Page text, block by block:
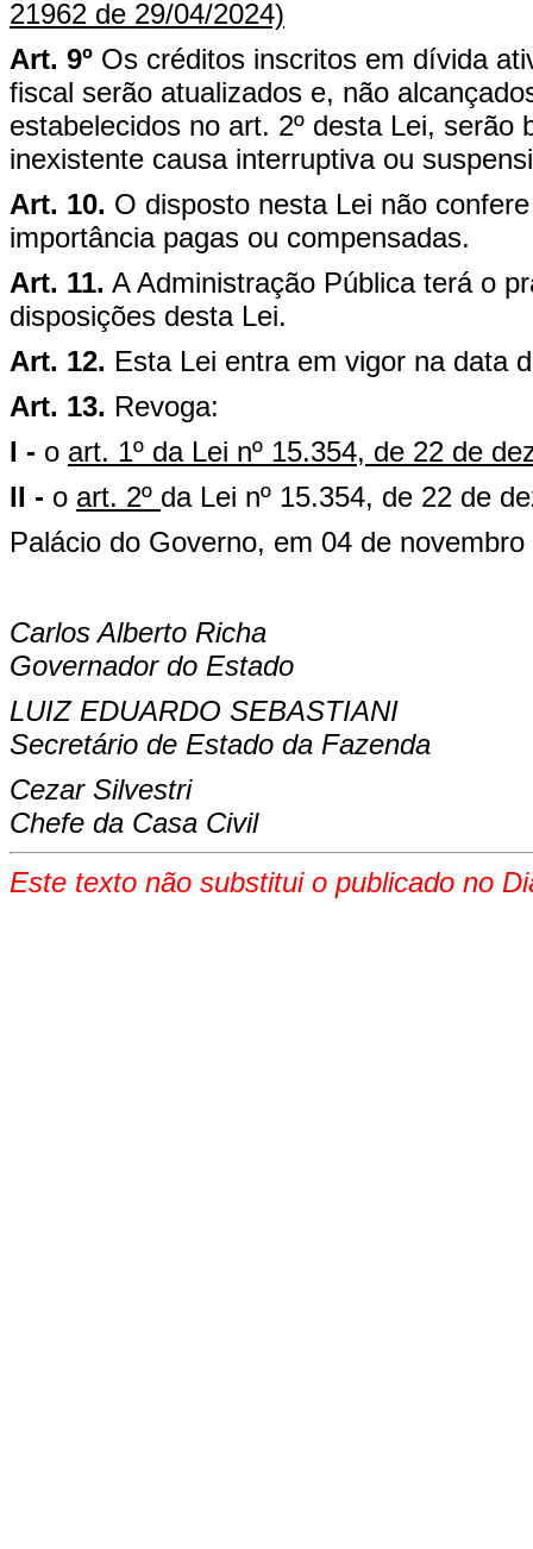
21962 de 29/04/2024)
Art. 9º Os créditos inscritos em dívida
fiscal serão atualizados e, não
estabelecidos no art. 2º desta Lei,
inexistente causa interruptiva ou
Art. 10. O disposto nesta Lei não
importância pagas ou compensadas.
Art. 11. A Administração Pública terá o
disposições desta Lei.
Art. 12. Esta Lei entra em vigor na data
Art. 13. Revoga:
I - o art. 1º da Lei nº 15.354, de 22 de
II - o art. 2º da Lei nº 15.354, de 22 de
Palácio do Governo, em 04 de
Carlos Alberto Richa
Governador do Estado
LUIZ EDUARDO SEBASTIANI
Secretário de Estado da Fazenda
Cezar Silvestri
Chefe da Casa Civil
Este texto não substitui o publicado no